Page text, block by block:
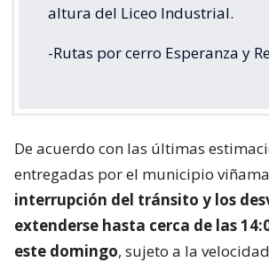
altura del Liceo Industrial.
-Rutas por cerro Esperanza y
De acuerdo con las últimas
entregadas por el municipio
interrupción del tránsito y los
extenderse hasta cerca de las
este domingo, sujeto a la